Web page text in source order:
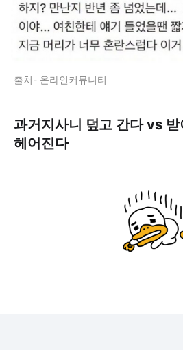
출처- 온라인커뮤니티
과거지사니 덮고 간다 vs
헤어진다